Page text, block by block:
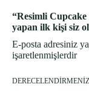
“Resimli
yapan ilk kişi siz
E-posta adresiniz
işaretlenmişlerdir
DERECELENDIRMENIZ